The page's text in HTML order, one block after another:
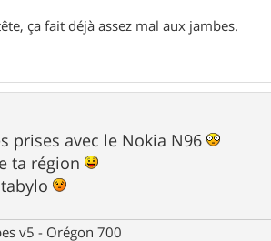
ça fait déjà assez mal aux jambes.
prises avec le Nokia N96
ta région
v5 - Orégon 700